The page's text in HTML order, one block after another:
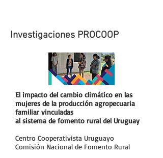
Investigaciones PROCOOP
El impacto del cambio climático en las
mujeres de la producción agropecuaria
familiar vinculadas
al sistema de fomento rural del Uruguay
Centro Cooperativista Uruguayo
Comisión Nacional de Fomento Rural